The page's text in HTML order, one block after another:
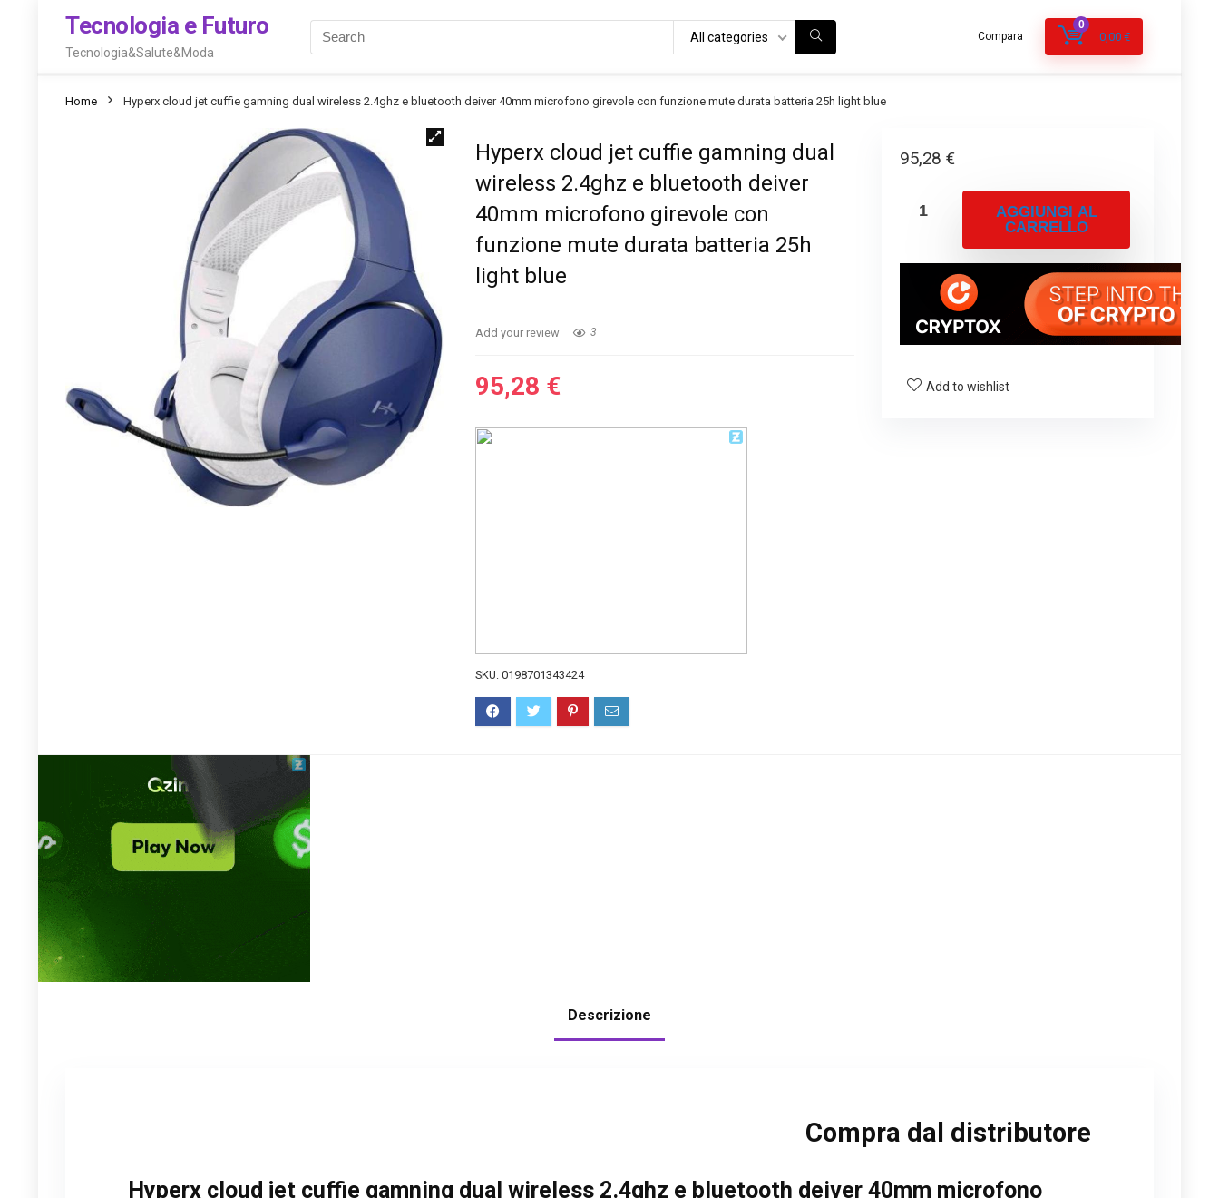
Tecnologia e Futuro
Tecnologia&Salute&Moda
All categories Compara
0
0,00 €
Home Hyperx cloud jet cuffie gamning dual wireless 2.4ghz e bluetooth deiver 40mm microfono girevole con funzione mute durata batteria 25h light blue
Hyperx cloud jet cuffie gamning dual
wireless 2.4ghz e bluetooth deiver
40mm microfono girevole con
funzione mute durata batteria 25h
light blue
Add your review 3
95,28 €
SKU:0198701343424
95,28 €
AGGIUNGI AL
CARRELLO
Add to wishlist
Descrizione
Compra dal distributore
Hyperx cloud jet cuffie gamning dual wireless 2.4ghz e bluetooth deiver 40mm microfono